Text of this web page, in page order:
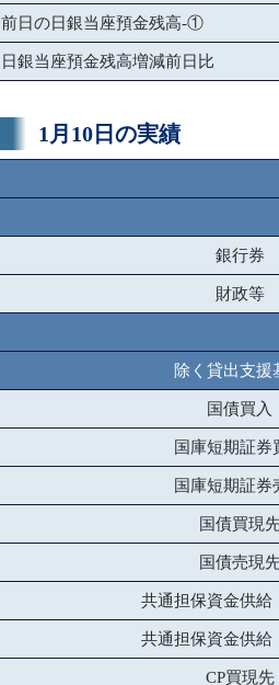
前日の日銀当座預金残高-①
日銀当座預金残高増減前日比
1月10日の実績
銀行券
財政等
除く貸出支援
国債買入
国庫短期証券
国庫短期証券
国債買現
国債売現
共通担保資金供給
共通担保資金供給
CP買現先